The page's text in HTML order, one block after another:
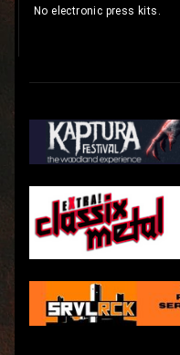
No electronic press kits.